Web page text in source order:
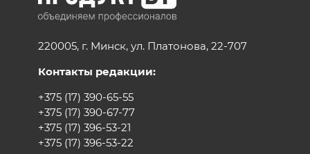
220005, г. Минск, ул. Платонова, 22-707
Контакты редакции:
+375 (17) 390-65-55
+375 (17) 390-67-77
+375 (17) 396-53-21
+375 (17) 396-53-22